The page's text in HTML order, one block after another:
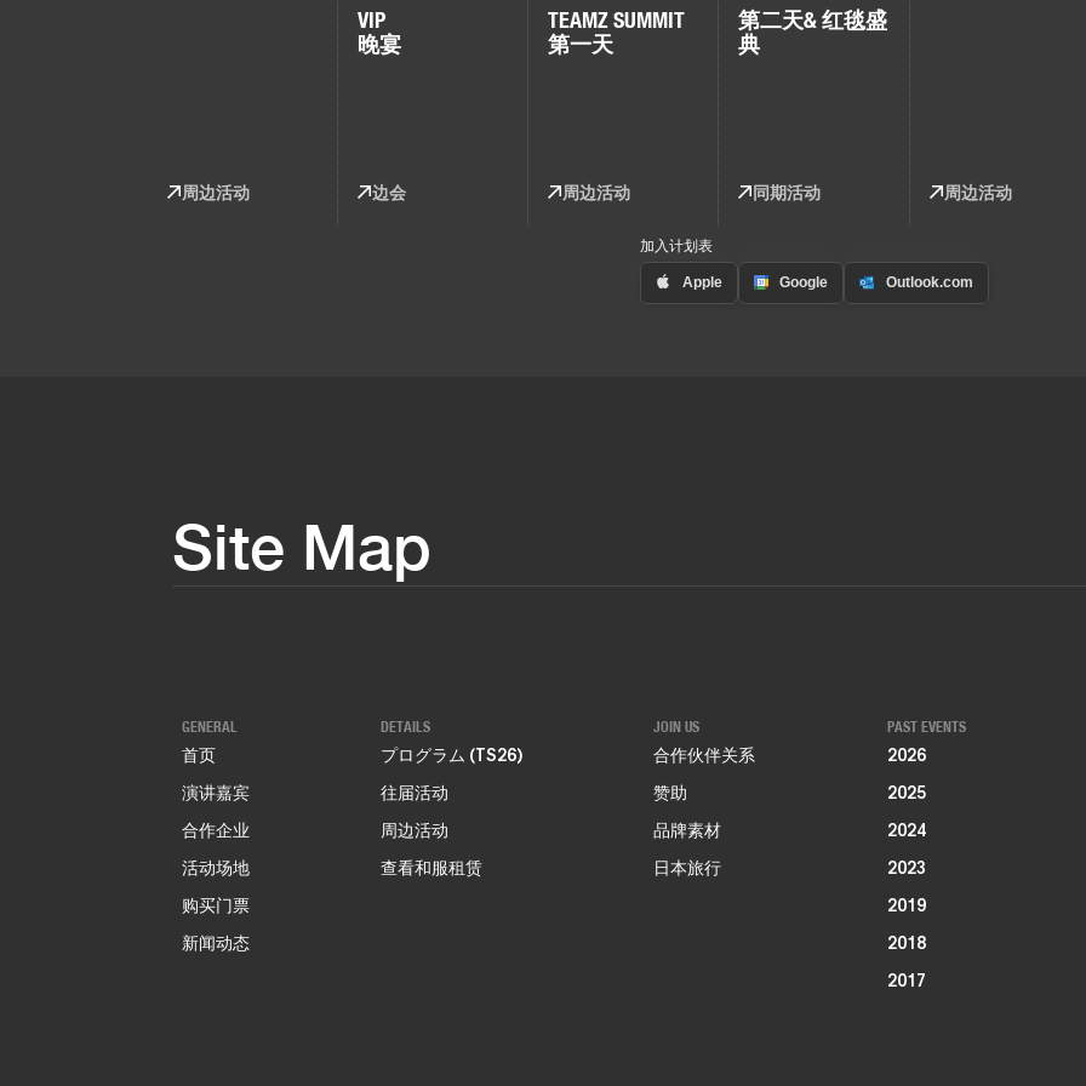
周边活动
VIP
晚宴
边会
TEAMZ SUMMIT
第一天
周边活动
第二天& 红毯盛
典
同期活动 周边活动
加入计划表
Site Map
GENERAL
首页
演讲嘉宾
合作企业
活动场地
购买门票
新闻动态
DETAILS
プログラム (TS26)
往届活动
周边活动
查看和服租赁
JOIN US
合作伙伴关系
赞助
品牌素材
日本旅行
PAST EVENTS
2026
2025
2024
2023
2019
2018
2017